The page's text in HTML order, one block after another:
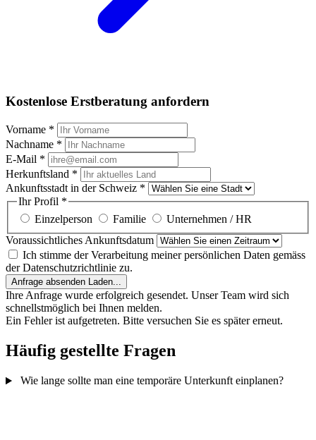
Kostenlose Erstberatung anfordern
Vorname *
Nachname *
E-Mail *
Herkunftsland *
Ankunftsstadt in der Schweiz *
Ihr Profil *
Einzelperson
Familie
Unternehmen / HR
Voraussichtliches Ankunftsdatum
Ich stimme der Verarbeitung meiner persönlichen Daten gemäss
der Datenschutzrichtlinie zu.
Anfrage absenden Laden...
Ihre Anfrage wurde erfolgreich gesendet. Unser Team wird sich
schnellstmöglich bei Ihnen melden.
Ein Fehler ist aufgetreten. Bitte versuchen Sie es später erneut.
Häufig gestellte Fragen
Wie lange sollte man eine temporäre Unterkunft einplanen?